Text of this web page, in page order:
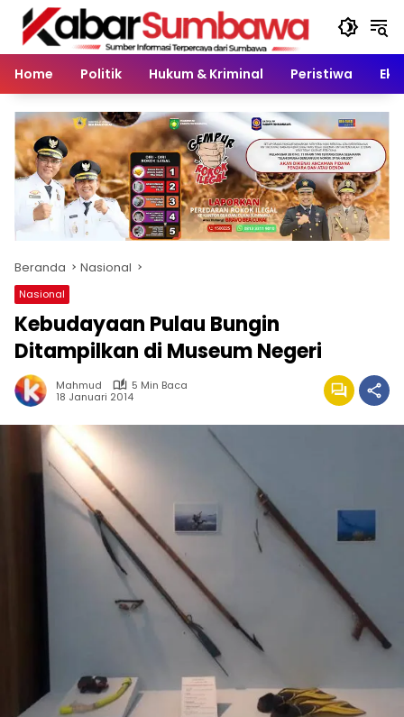
Langsung
konten
Home
Politik Hukum & Kriminal Peristiwa
Beranda Nasional
Nasional
Kebudayaan Pulau Bungin
Ditampilkan di Museum Negeri
Mahmud
5 Min Baca
18 Januari 2014